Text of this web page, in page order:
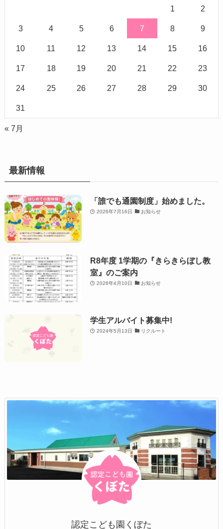
1 2
3 4 5 6 7 8 9
10 11 12 13 14 15 16
17 18 19 20 21 22 23
24 25 26 27 28 29 30
31
« 7月
最新情報
「誰でも通園制度」始めました。
2026年7月16日 お知らせ
R8年度 1学期の『きらきらぼし教
室』のご案内
2026年4月10日 お知らせ
学生アルバイト募集中!
2024年5月13日 リクルート
認定こども園くぼた